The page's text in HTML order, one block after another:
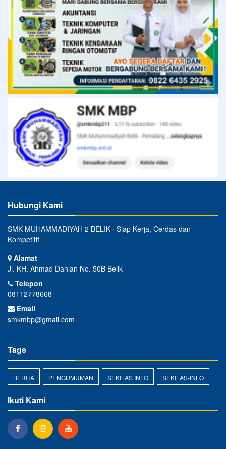
Hubungi Kami
SMK MUHAMMADIYAH 2 BELIK ⋅ Siap Kerja, Cerdas dan
Kompetitif
Alamat
Jl. KH. Ahmad Dahlan No. 50B Belik
Telepon
08112778668
Email
smkmbp@gmail.com
Tags
BERITA PENGUMUMAN SEKILAS INFO SEKILAS-INFO
Ikuti Kami